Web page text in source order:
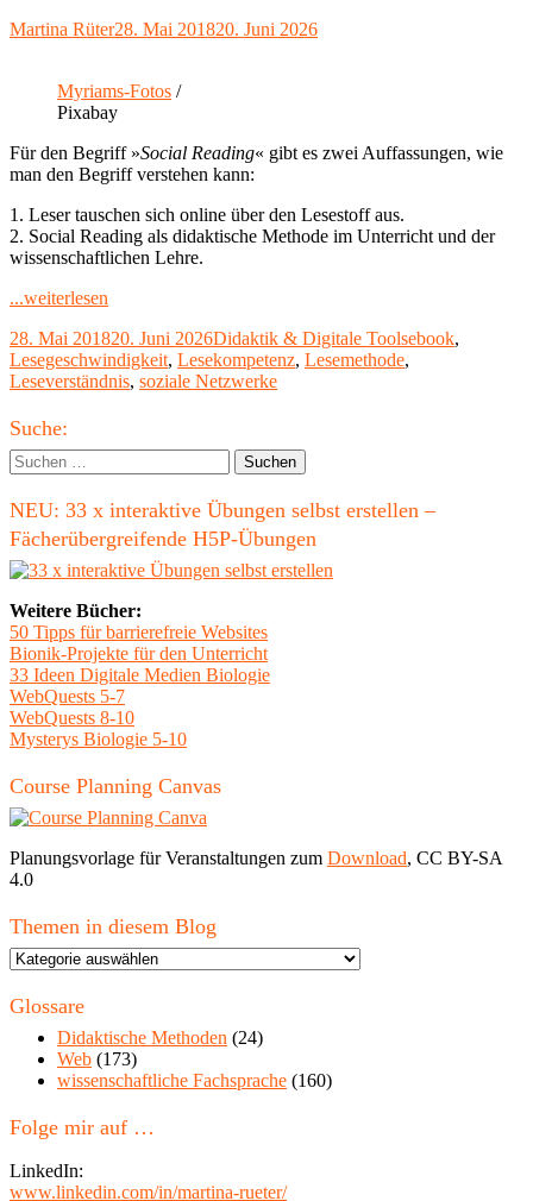
Autor
Martina RüterVeröffentlicht
28. Mai 201820. Juni 2026
Myriams-Fotos /
Pixabay
Für den Begriff »Social Reading« gibt es zwei Auffassungen, wie
man den Begriff verstehen kann:
1. Leser tauschen sich online über den Lesestoff aus.
2. Social Reading als didaktische Methode im Unterricht und der
wissenschaftlichen Lehre.
...weiterlesen
in
Online
Communities
Unterricht
Veröffentlicht
am
28. Mai 201820. Juni 2026Kategorien
Didaktik & Digitale ToolsSchlagwörter
ebook,
Lesegeschwindigkeit, Lesekompetenz, Lesemethode,
Leseverständnis, soziale Netzwerke
Haupt-
Seitenleiste
Suche:
Suchen
nach:
NEU: 33 x interaktive Übungen selbst erstellen –
Fächerübergreifende H5P-Übungen
Weitere Bücher:
50 Tipps für barrierefreie Websites
Bionik-Projekte für den Unterricht
33 Ideen Digitale Medien Biologie
WebQuests 5-7
WebQuests 8-10
Mysterys Biologie 5-10
Course Planning Canvas
Planungsvorlage für Veranstaltungen zum Download, CC BY-SA
4.0
Themen in diesem Blog
Themen
diesem
Glossare
Didaktische Methoden (24)
Web (173)
wissenschaftliche Fachsprache (160)
Folge mir auf …
LinkedIn:
www.linkedin.com/in/martina-rueter/